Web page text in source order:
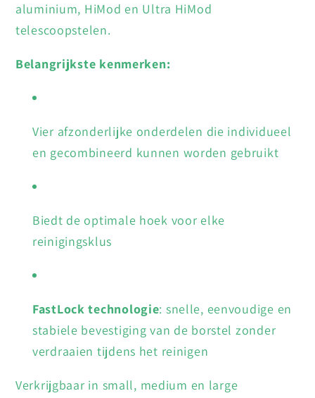
aluminium, HiMod en Ultra HiMod
telescoopstelen.
Belangrijkste kenmerken:
Vier afzonderlijke onderdelen die individueel
en gecombineerd kunnen worden gebruikt
Biedt de optimale hoek voor elke
reinigingsklus
FastLock technologie: snelle, eenvoudige en
stabiele bevestiging van de borstel zonder
verdraaien tijdens het reinigen
Verkrijgbaar in small, medium en large